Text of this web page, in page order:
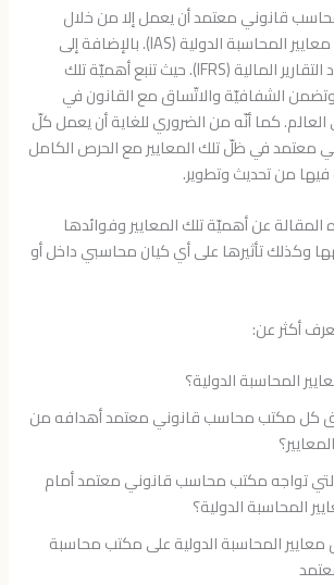
قانوني معتمد أن يعمل إلا من خلال
الالتزام والتوافق مع معايير المحاسبة الدولية (IAS). بالإضافة إلى
المعايير الدولية لإعداد التقارير المالية (IFRS). حيث تنبع أهميّة تلك
وتضمن الشفافيّة والاتّساق مع القانون في
العالم. كما أنّه من الضروري للغاية أن يعمل كلّ
في ظلّ تلك المعايير مع الحرص الكامل
من تحديث وتطوير.
عن أهميّة تلك المعايير وفوائدها
وكذلك تأثيرها على أي كيان محاسبي داخل أو
أكثر عن:
المحاسبة الدولية؟
كل مكتب محاسب قانوني معتمد أهدافه من
التي تواجه مكتب محاسب قانوني معتمد أمام
المحاسبة الدولية؟
معايير المحاسبة الدولية على مكتب محاسبة